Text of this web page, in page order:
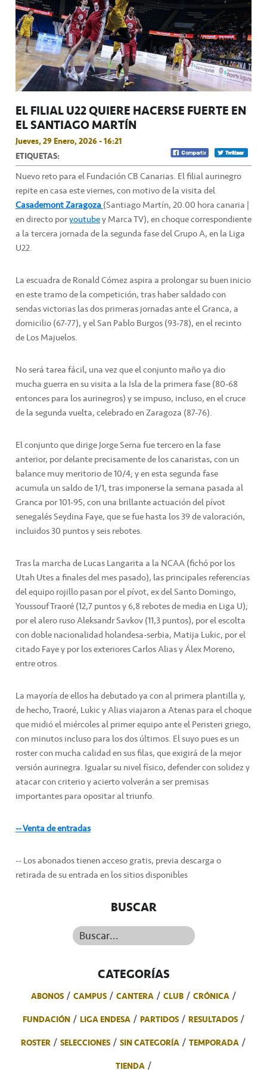
EL FILIAL U22 QUIERE HACERSE FUERTE EN
EL SANTIAGO MARTÍN
Jueves, 29 Enero, 2026 - 16:21
ETIQUETAS:
Nuevo reto para el Fundación CB Canarias. El filial aurinegro
repite en casa este viernes, con motivo de la visita del
Casademont Zaragoza(Santiago Martín, 20.00 hora canaria |
en directo poryoutubey Marca TV), en choque correspondiente
a la tercera jornada de la segunda fase del Grupo A, en la Liga
U22.
La escuadra de Ronald Cómez aspira a prolongar su buen inicio
en este tramo de la competición, tras haber saldado con
sendas victorias las dos primeras jornadas ante el Granca, a
domicilio (67-77), y el San Pablo Burgos (93-78), en el recinto
de Los Majuelos.
No será tarea fácil, una vez que el conjunto maño ya dio
mucha guerra en su visita a la Isla de la primera fase (80-68
entonces para los aurinegros) y se impuso, incluso, en el cruce
de la segunda vuelta, celebrado en Zaragoza (87-76).
El conjunto que dirige Jorge Serna fue tercero en la fase
anterior, por delante precisamente de los canaristas, con un
balance muy meritorio de 10/4; y en esta segunda fase
acumula un saldo de 1/1, tras imponerse la semana pasada al
Granca por 101-95, con una brillante actuación del pívot
senegalés Seydina Faye, que se fue hasta los 39 de valoración,
incluidos 30 puntos y seis rebotes.
Tras la marcha de Lucas Langarita a la NCAA (fichó por los
Utah Utes a finales del mes pasado), las principales referencias
del equipo rojillo pasan por el pívot, ex del Santo Domingo,
Youssouf Traoré (12,7 puntos y 6,8 rebotes de media en Liga U);
por el alero ruso Aleksandr Savkov (11,3 puntos), por el escolta
con doble nacionalidad holandesa-serbia, Matija Lukic, por el
citado Faye y por los exteriores Carlos Alias y Álex Moreno,
entre otros.
La mayoría de ellos ha debutado ya con al primera plantilla y,
de hecho, Traoré, Lukic y Alias viajaron a Atenas para el choque
que midió el miércoles al primer equipo ante el Peristeri griego,
con minutos incluso para los dos últimos. El suyo pues es un
roster con mucha calidad en sus filas, que exigirá de la mejor
versión aurinegra. Igualar su nivel físico, defender con solidez y
atacar con criterio y acierto volverán a ser premisas
importantes para opositar al triunfo.
-- Venta de entradas
-- Los abonados tienen acceso gratis, previa descarga o
retirada de su entrada en los sitios disponibles
BUSCAR
Buscar...
CATEGORÍAS
ABONOS CAMPUS CANTERA CLUB
CRÓNICA
FUNDACIÓN
LIGA ENDESA PARTIDOS
RESULTADOS
ROSTER
SELECCIONES SIN CATEGORÍA
TEMPORADA
TIENDA